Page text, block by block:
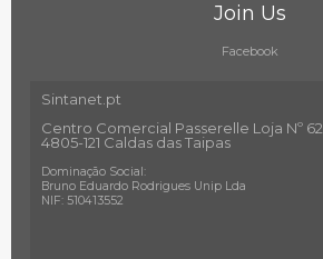
Join Us
Facebook
Sintanet.pt
Centro Comercial Passerelle Loja Nº 62
4805-121 Caldas das Taipas
Dominação Social:
Bruno Eduardo Rodrigues Unip Lda
NIF: 510413552